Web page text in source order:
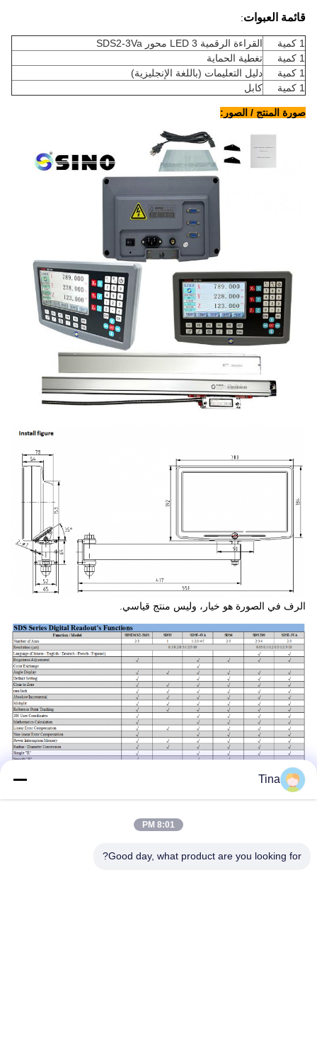
قائمة العبوات:
1 كمية
القراءة الرقمية LED 3 محور SDS2-3Va
1 كمية
تغطية الحماية
1 كمية
دليل التعليمات (باللغة الإنجليزية)
1 كمية
كابل
صورة المنتج / الصور:
الرف في الصورة هو خيار، وليس منتج قياسي.
Tina
8:01 PM
Good day, what product are you looking for?